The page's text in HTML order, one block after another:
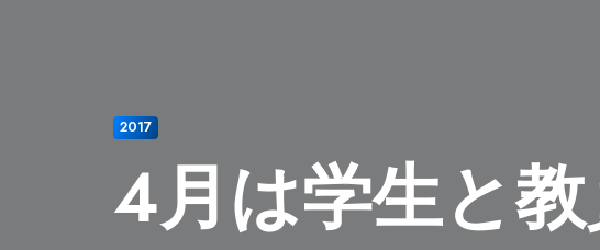
2017
4月は学生と